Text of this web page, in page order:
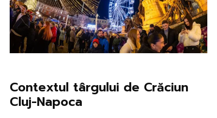
Contextul târgului de Crăciun
Cluj-Napoca